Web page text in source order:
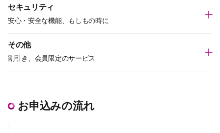
セキュリティ
安心・安全な機能、もしもの時に
その他
割引き、会員限定のサービス
お申込みの流れ